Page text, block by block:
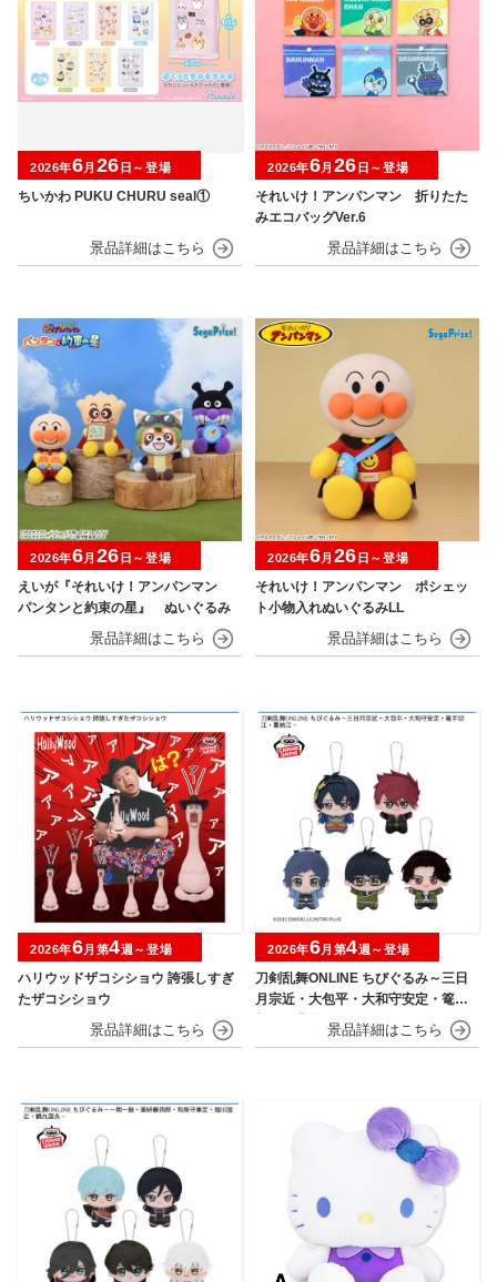
ちいかわ PUKU CHURU seal①
2026年6月 26 日～登場
それいけ！アンパンマン 折りたた
みエコバッグVer.6
2026年6月 26 日～登場
えいが『それいけ！アンパンマン
パンタンと約束の星』 ぬいぐるみ
2026年6月 26 日～登場
それいけ！アンパンマン ポシェッ
ト小物入れぬいぐるみLL
2026年6月 26 日～登場
ハリウッドザコシショウ 誇張しすぎ
たザコシショウ
2026年6月第4週～登場
刀剣乱舞ONLINE ちびぐるみ～三日
月宗近・大包平・大和守安定・篭手
切江・豊前江～
2026年6月第4週～登場